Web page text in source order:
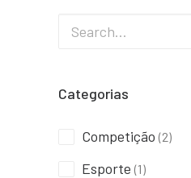
Categorias
Competição (2)
Esporte (1)